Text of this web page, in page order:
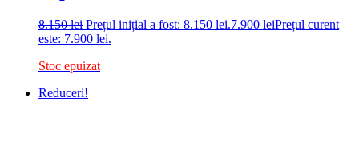
8.150lei Prețul inițial a fost: 8.150 lei.7.900 leiPrețul curent
este: 7.900 lei.
Stoc epuizat
Reduceri!